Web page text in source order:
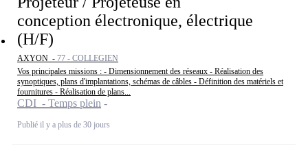
conception électronique, électrique
(H/F)
AXYON - 77 - COLLEGIEN
Vos principales missions : - Dimensionnement des réseaux - Réalisation des
synoptiques, plans d'implantations, schémas de câbles - Définition des matériels et
fournitures - Réalisation de plans...
CDI - Temps plein
Publié il y a plus de 30 jours